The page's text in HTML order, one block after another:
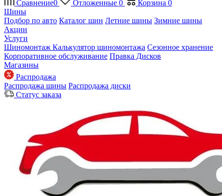
Сравнение0 Отложенные 0 Корзина 0
Шины
Подбор по авто Каталог шин Летние шины Зимние шины
Акции
Услуги
Шиномонтаж Калькулятор шиномонтажа Сезонное хранение
Корпоративное обслуживание Правка Дисков
Магазины
Распродажа
Распродажа шины Распродажа диски
Статус заказа